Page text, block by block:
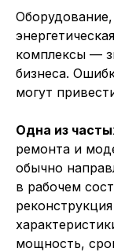
комплексы —
бизнеса.
могут
Одна из
ремонта и
обычно
в рабочем
мощность,